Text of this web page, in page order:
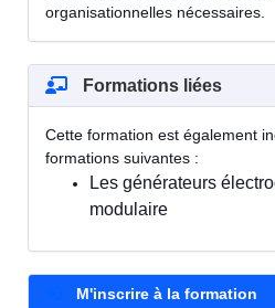
organisationnelles nécessaires.
Formations liées
Cette formation est également
formations suivantes :
Les générateurs
modulaire
M'inscrire à la formation